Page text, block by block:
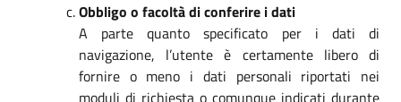
Obbligo o facoltà di conferire i dati
A parte quanto specificato per i dati di
navigazione, l’utente è certamente libero di
fornire o meno i dati personali riportati nei
moduli di richiesta o comunque indicati durante